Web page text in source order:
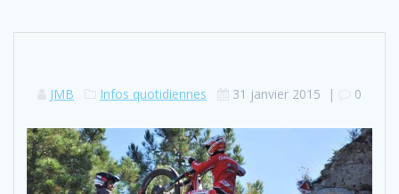
JMB Infos quotidiennes 31 janvier 2015 | 0